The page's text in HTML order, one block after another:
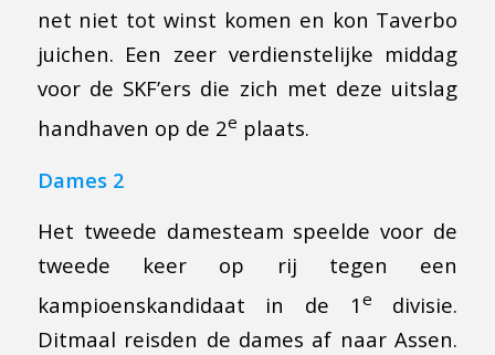
net niet tot winst komen en kon Taverbo
juichen. Een zeer verdienstelijke middag
voor de SKF’ers die zich met deze uitslag
handhaven op de 2e plaats.
Dames 2
Het tweede damesteam speelde voor de
tweede keer op rij tegen een
kampioenskandidaat in de 1 e
divisie.
Ditmaal reisden de dames af naar Assen.